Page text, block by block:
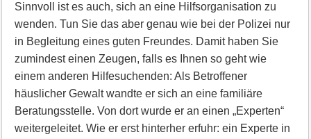
Sinnvoll ist es auch, sich an eine Hilfsorganisation zu
wenden. Tun Sie das aber genau wie bei der Polizei nur
in Begleitung eines guten Freundes. Damit haben Sie
zumindest einen Zeugen, falls es Ihnen so geht wie
einem anderen Hilfesuchenden: Als Betroffener
häuslicher Gewalt wandte er sich an eine familiäre
Beratungsstelle. Von dort wurde er an einen „Experten“
weitergeleitet. Wie er erst hinterher erfuhr: ein Experte in